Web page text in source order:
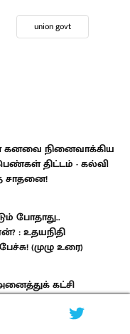
union govt
கனவை நினைவாக்கிய
திட்டம் - கல்வி
சாதனை!
போதாது..
: உதயநிதி
(முழு உரை)
கட்சி
அரசுக்கு என்ன பயம்?